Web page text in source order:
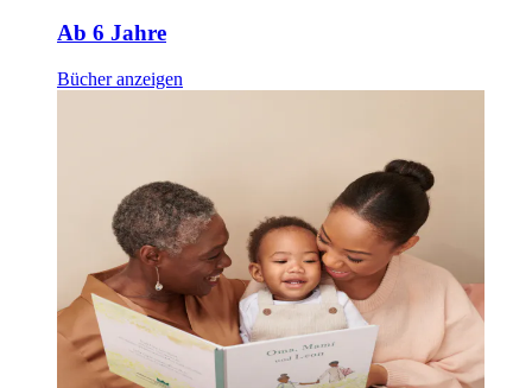
Ab 6 Jahre
Bücher anzeigen